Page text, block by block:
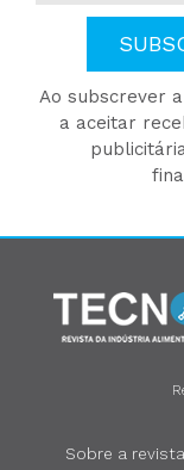
Ao subscrever
a aceitar
Sobre a revista